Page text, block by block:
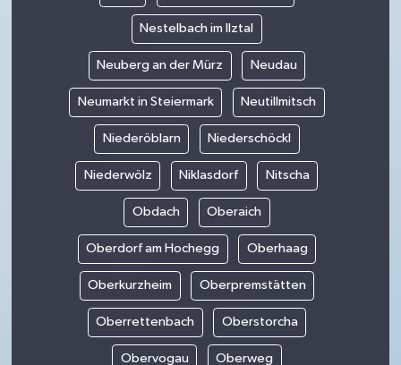
Nestelbach im Ilztal
Neuberg an der Mürz Neudau
Neumarkt in Steiermark Neutillmitsch
Niederöblarn Niederschöckl
Niederwölz Niklasdorf Nitscha
Obdach Oberaich
Oberdorf am Hochegg Oberhaag
Oberkurzheim Oberpremstätten
Oberrettenbach Oberstorcha
Obervogau Oberweg